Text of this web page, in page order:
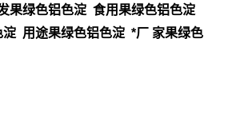
果绿色铝色淀 食用果绿色铝色淀
淀 用途果绿色铝色淀 *厂 家果绿色